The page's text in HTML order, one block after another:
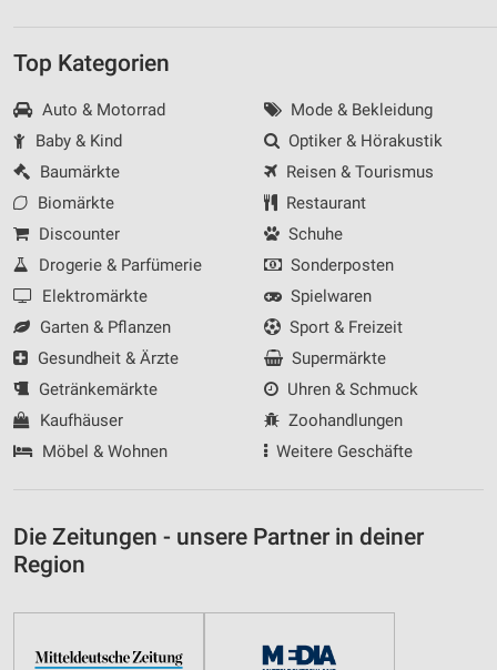
Top Kategorien
Auto & Motorrad
Baby & Kind
Baumärkte
Biomärkte
Discounter
Drogerie & Parfümerie
Elektromärkte
Garten & Pflanzen
Gesundheit & Ärzte
Getränkemärkte
Kaufhäuser
Möbel & Wohnen
Mode & Bekleidung
Optiker & Hörakustik
Reisen & Tourismus
Restaurant
Schuhe
Sonderposten
Spielwaren
Sport & Freizeit
Supermärkte
Uhren & Schmuck
Zoohandlungen
Weitere Geschäfte
Die Zeitungen - unsere Partner in deiner
Region